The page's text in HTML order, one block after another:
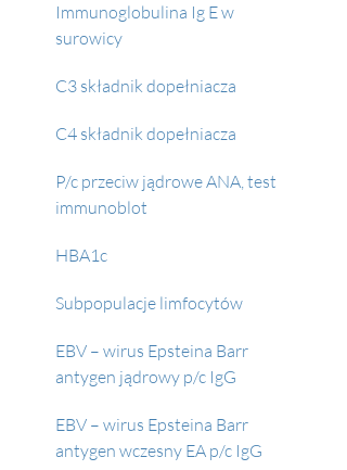
Immunoglobulina Ig E w
surowicy
C3 składnik dopełniacza
C4 składnik dopełniacza
P/c przeciw jądrowe ANA, test
immunoblot
HBA1c
Subpopulacje limfocytów
EBV – wirus Epsteina Barr
antygen jądrowy p/c IgG
EBV – wirus Epsteina Barr
antygen wczesny EA p/c IgG